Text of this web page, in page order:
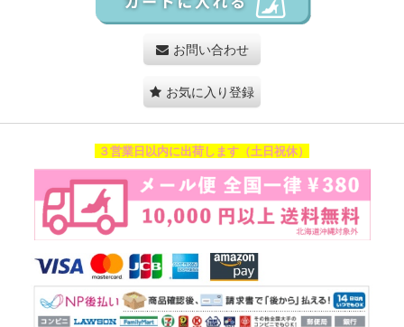
お問い合わせ
お気に入り登録
３営業日以内に出荷します（土日祝休）